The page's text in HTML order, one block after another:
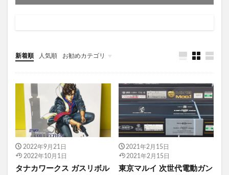
新着順 人気順 お勧めカテゴリ
2022年9月21日
2022年10月1日
タナカワークス ガスリボル
2021年2月15日
2021年2月15日
東京マルイ 次世代電動ガン